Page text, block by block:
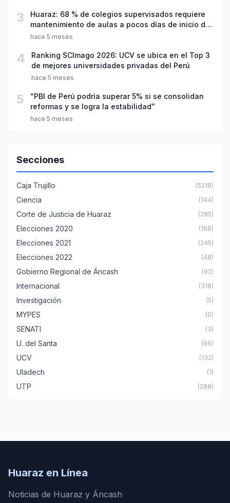
3
Huaraz: 68 % de colegios supervisados requiere
mantenimiento de aulas a pocos días de inicio del
año escolar 2026
hace 5 meses
4
Ranking SCImago 2026: UCV se ubica en el Top 3
de mejores universidades privadas del Perú
hace 5 meses
5
“PBI de Perú podría superar 5% si se consolidan
reformas y se logra la estabilidad”
hace 5 meses
Secciones
Caja Trujillo (5218)
Ciencia (144)
Corte de Justicia de Huaraz (285)
Elecciones 2020 (168)
Elecciones 2021 (245)
Elecciones 2022 (48)
Gobierno Regional de Áncash (92)
Internacional (318)
Investigación (5)
MYPES (0)
SENATI (3)
U. del Santa (66)
UCV (132)
Uladech (1)
UTP (288)
Huaraz en Línea
Noticias de Huaraz y Áncash